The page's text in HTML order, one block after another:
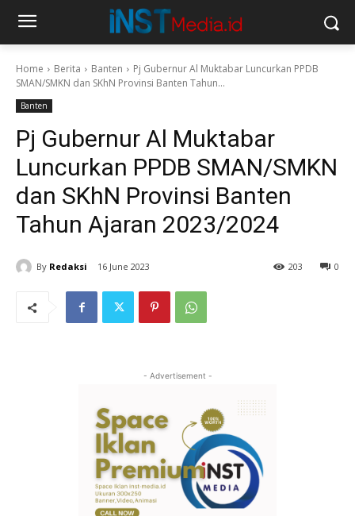
Home Berita Banten
Pj Gubernur Al Muktabar Luncurkan PPDB
SMAN/SMKN dan SKhN Provinsi Banten Tahun...
Banten
Pj Gubernur Al Muktabar
Luncurkan PPDB SMAN/SMKN
dan SKhN Provinsi Banten
Tahun Ajaran 2023/2024
By Redaksi 16 June 2023 0
203
- Advertisement -